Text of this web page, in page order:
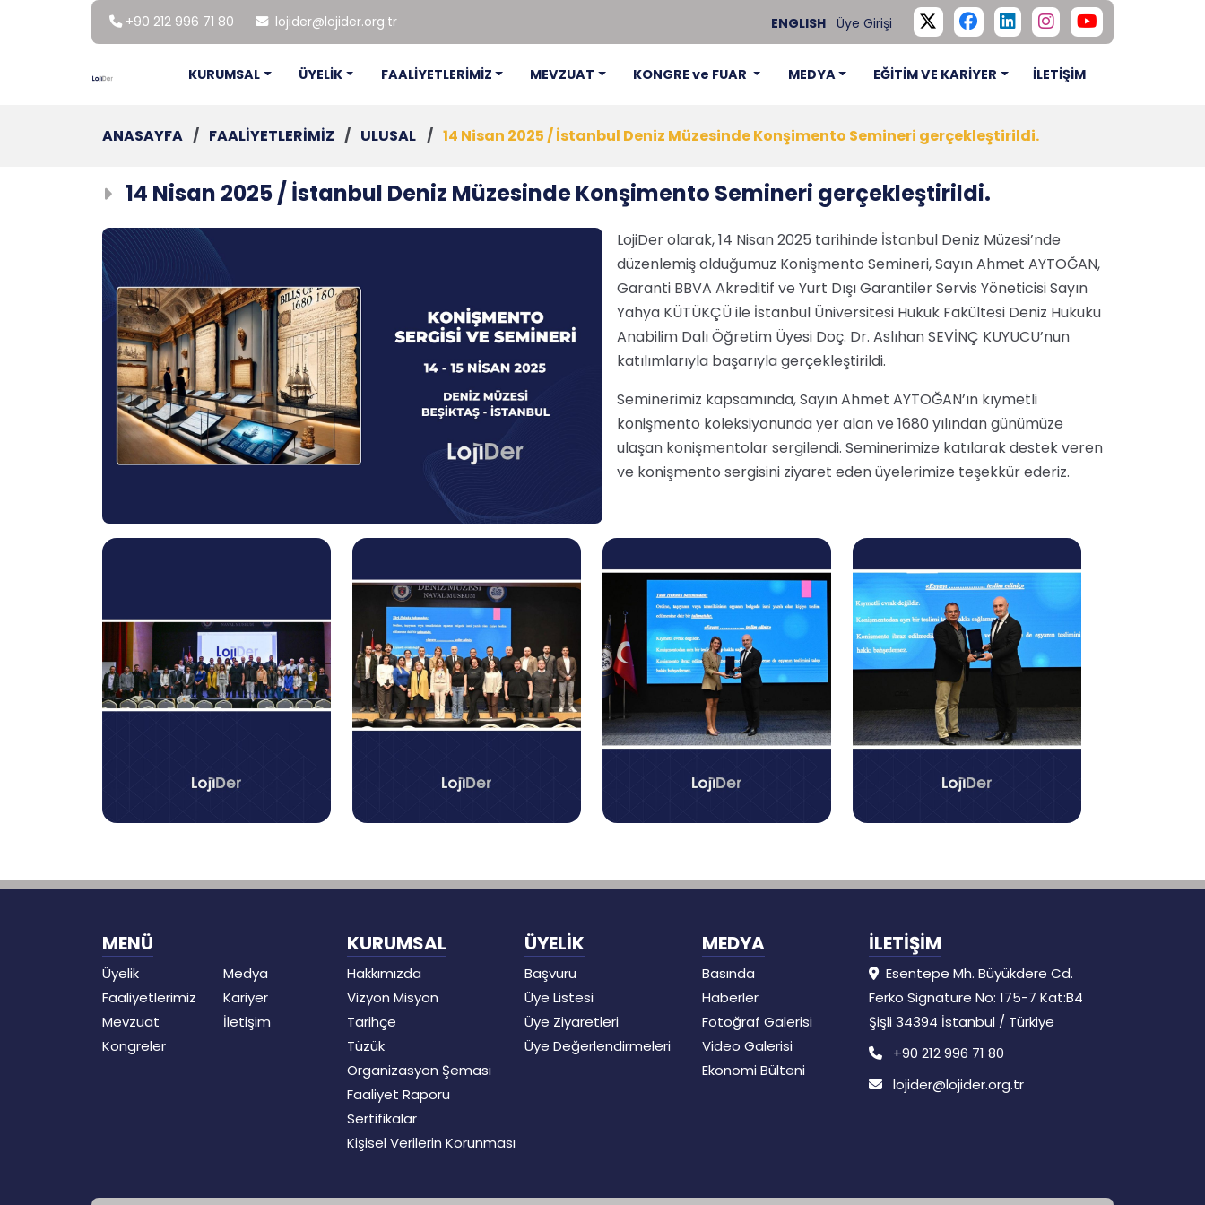
+90 212 996 71 80 lojider@lojider.org.tr ENGLISH Üye Girişi
KURUMSAL ÜYELİK FAALİYETLERİMİZ MEVZUAT KONGRE ve FUAR MEDYA EĞİTİM VE KARİYER İLETİŞİM
ANASAYFA / FAALİYETLERİMİZ / ULUSAL / 14 Nisan 2025 / İstanbul Deniz Müzesinde Konşimento Semineri gerçekleştirildi.
14 Nisan 2025 / İstanbul Deniz Müzesinde Konşimento Semineri gerçekleştirildi.
LojiDer olarak, 14 Nisan 2025 tarihinde İstanbul Deniz Müzesi’nde
düzenlemiş olduğumuz Konişmento Semineri, Sayın Ahmet AYTOĞAN,
Garanti BBVA Akreditif ve Yurt Dışı Garantiler Servis Yöneticisi Sayın
Yahya KÜTÜKÇÜ ile İstanbul Üniversitesi Hukuk Fakültesi Deniz Hukuku
Anabilim Dalı Öğretim Üyesi Doç. Dr. Aslıhan SEVİNÇ KUYUCU’nun
katılımlarıyla başarıyla gerçekleştirildi.
Seminerimiz kapsamında, Sayın Ahmet AYTOĞAN’ın kıymetli
konişmento koleksiyonunda yer alan ve 1680 yılından günümüze
ulaşan konişmentolar sergilendi. Seminerimize katılarak destek veren
ve konişmento sergisini ziyaret eden üyelerimize teşekkür ederiz.
MENÜ
Üyelik
Faaliyetlerimiz
Mevzuat
Kongreler
Medya
Kariyer
İletişim
KURUMSAL
Hakkımızda
Vizyon Misyon
Tarihçe
Tüzük
Organizasyon Şeması
Faaliyet Raporu
Sertifikalar
Kişisel Verilerin Korunması
ÜYELİK
Başvuru
Üye Listesi
Üye Ziyaretleri
Üye Değerlendirmeleri
MEDYA
Basında
Haberler
Fotoğraf Galerisi
Video Galerisi
Ekonomi Bülteni
İLETİŞİM
Esentepe Mh. Büyükdere Cd.
Ferko Signature No: 175-7 Kat:B4
Şişli 34394 İstanbul / Türkiye
+90 212 996 71 80
lojider@lojider.org.tr